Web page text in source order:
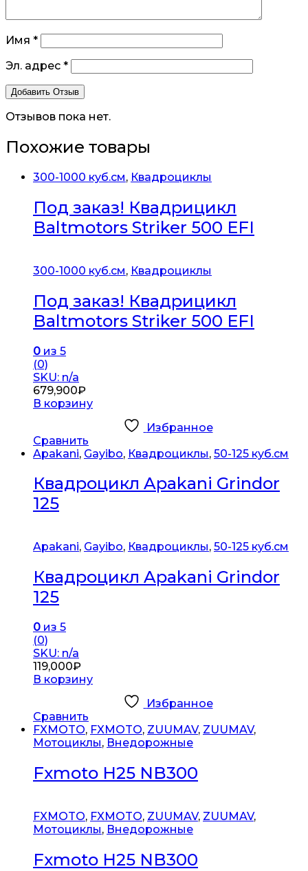
Имя *
Эл. адрес *
Отзывов пока нет.
Похожие товары
300-1000 куб.см, Квадроциклы
Под заказ! Квадрицикл
Baltmotors Striker 500 EFI
300-1000 куб.см, Квадроциклы
Под заказ! Квадрицикл
Baltmotors Striker 500 EFI
0 из 5
(0)
SKU: n/a
679,900₽
В корзину
Избранное
Сравнить
Apakani, Gayibo, Квадроциклы, 50-125 куб.см
Квадроцикл Apakani Grindor
125
Apakani, Gayibo, Квадроциклы, 50-125 куб.см
Квадроцикл Apakani Grindor
125
0 из 5
(0)
SKU: n/a
119,000₽
В корзину
Избранное
Сравнить
FXMOTO, FXMOTO, ZUUMAV, ZUUMAV,
Мотоциклы, Внедорожные
Fxmoto H25 NB300
FXMOTO, FXMOTO, ZUUMAV, ZUUMAV,
Мотоциклы, Внедорожные
Fxmoto H25 NB300